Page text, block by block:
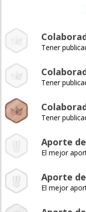
Tener
Tener
Tener
Aporte
El mejor
Aporte
El mejor